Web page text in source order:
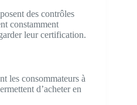
des contrôles
constamment
leur certification.
les consommateurs à
d’acheter en